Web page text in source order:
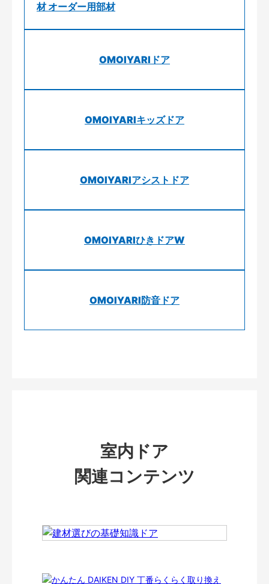
材 オーダー用部材
OMOIYARIドア
OMOIYARIキッズドア
OMOIYARIアシストドア
OMOIYARIひきドアW
OMOIYARI防音ドア
室内ドア
関連コンテンツ